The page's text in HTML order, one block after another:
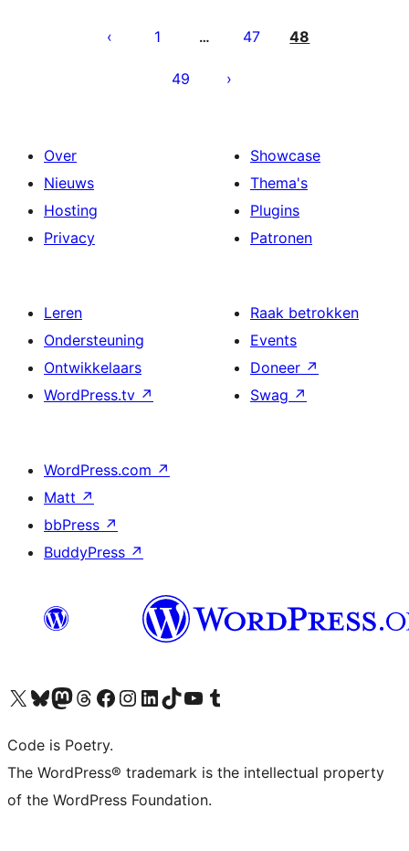
paginering
1 … 47 48
49
Over
Nieuws
Hosting
Privacy
Showcase
Thema's
Plugins
Patronen
Leren
Ondersteuning
Ontwikkelaars
WordPress.tv ↗
Raak betrokken
Events
Doneer ↗
Swag ↗
WordPress.com ↗
Matt ↗
bbPress ↗
BuddyPress ↗
Bezoek ons X (voorheen Twitter) account
Bezoek onze Bluesky account
Bezoek ons Mastodon account
Bezoek onze Threads account
Onze Facebookpagina bezoeken
Bezoek onze Instagram account
Bezoek onze LinkedIn account
Bezoek onze TikTok account
Bezoek ons YouTube kanaalBezoek onze Tumblr account
Code is Poetry.
The WordPress® trademark is the intellectual property
of the WordPress Foundation.